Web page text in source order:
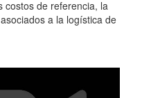
costos de referencia, la
a la logística de